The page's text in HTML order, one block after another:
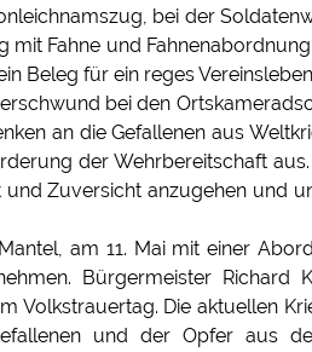
bei der
mit Fahne und
Beleg für ein reges
bei den
an die Gefallenen aus
der Wehrbereitschaft aus.
Zuversicht anzugehen und
am 11. Mai mit einer
Bürgermeister Richard
Volkstrauertag. Die aktuellen
und der Opfer aus